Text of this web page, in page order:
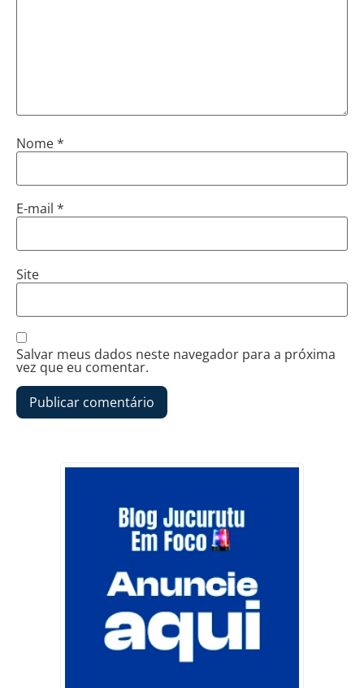
Nome*
E-mail *
Site
Salvar meus dados neste navegador para a próxima
vez que eu comentar.